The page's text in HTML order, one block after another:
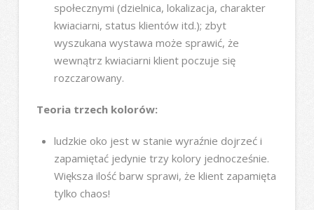
społecznymi (dzielnica, lokalizacja, charakter
kwiaciarni, status klientów itd.); zbyt
wyszukana wystawa może sprawić, że
wewnątrz kwiaciarni klient poczuje się
rozczarowany.
Teoria trzech kolorów:
ludzkie oko jest w stanie wyraźnie dojrzeć i
zapamiętać jedynie trzy kolory jednocześnie.
Większa ilość barw sprawi, że klient zapamięta
tylko chaos!